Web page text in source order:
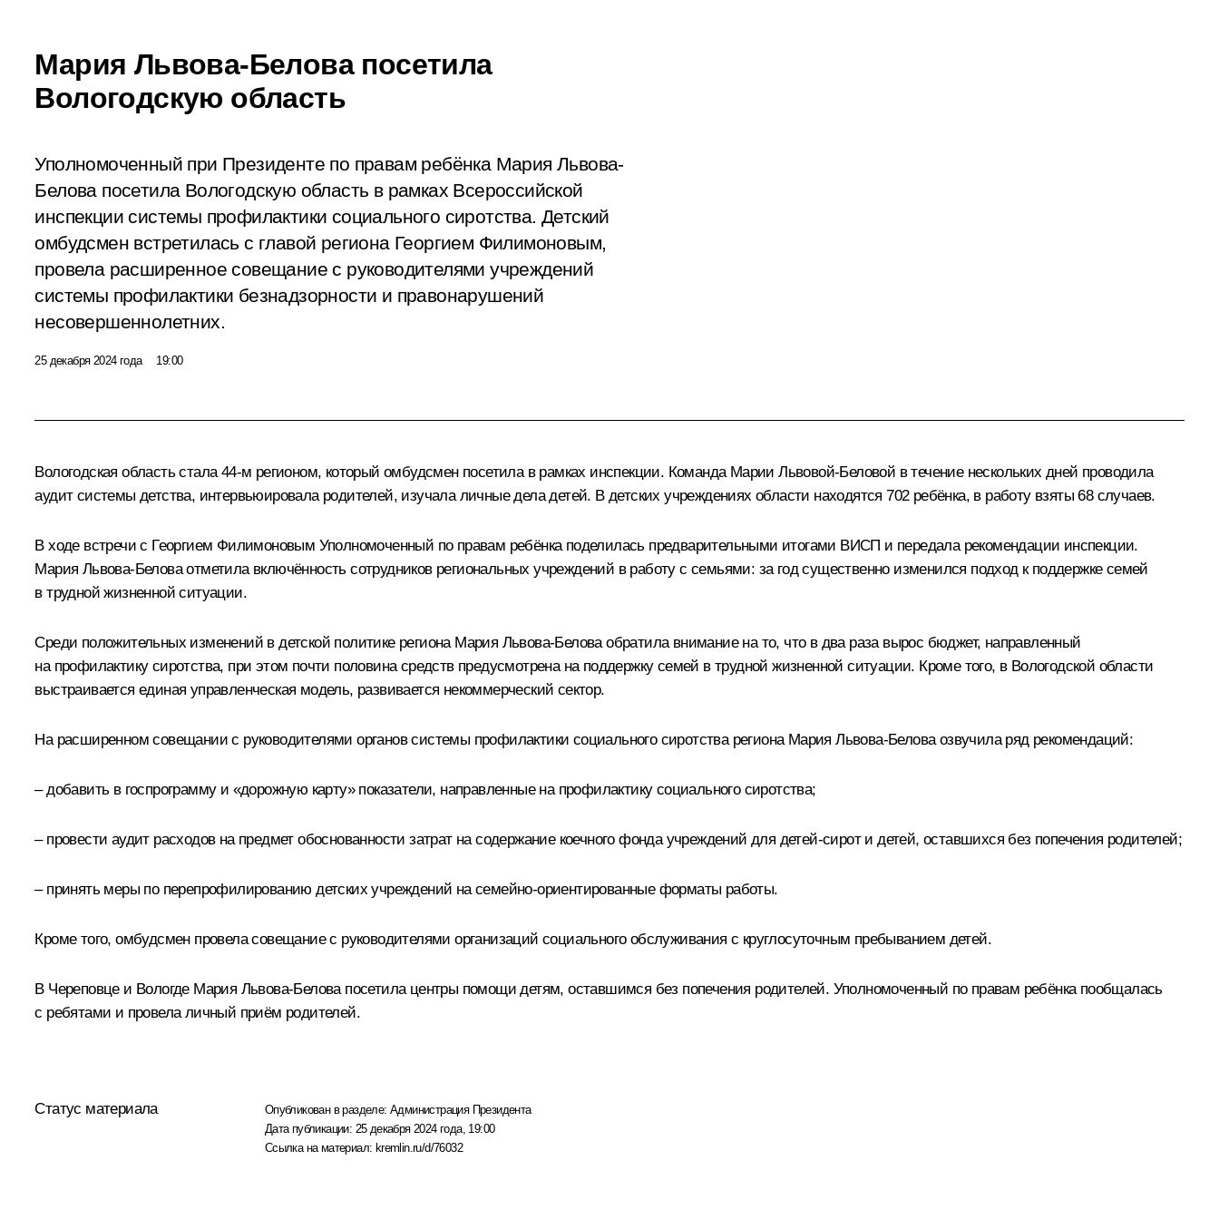
Мария Львова-Белова посетила
Вологодскую область
Уполномоченный при Президенте по правам ребёнка Мария Львова-
Белова посетила Вологодскую область в рамках Всероссийской
инспекции системы профилактики социального сиротства. Детский
омбудсмен встретилась с главой региона Георгием Филимоновым,
провела расширенное совещание с руководителями учреждений
системы профилактики безнадзорности и правонарушений
несовершеннолетних.
25 декабря 2024 года 19:00
Вологодская область стала 44-м регионом, который омбудсмен посетила в рамках инспекции. Команда Марии Львовой-Беловой в течение нескольких дней проводила
аудит системы детства, интервьюировала родителей, изучала личные дела детей. В детских учреждениях области находятся 702 ребёнка, в работу взяты 68 случаев.
В ходе встречи с Георгием Филимоновым Уполномоченный по правам ребёнка поделилась предварительными итогами ВИСП и передала рекомендации инспекции.
Мария Львова-Беловаотметила включённость сотрудников региональных учреждений в работу с семьями: за год существенно изменился подход к поддержке семей
в трудной жизненной ситуации.
Среди положительных изменений в детской политике региона Мария Львова-Белова обратила внимание на то, что в два раза вырос бюджет, направленный
на профилактику сиротства, при этом почти половина средств предусмотрена на поддержку семей в трудной жизненной ситуации. Кроме того, в Вологодской области
выстраивается единая управленческая модель, развивается некоммерческий сектор.
На расширенном совещании с руководителями органов системы профилактики социального сиротства региона Мария Львова-Белова озвучила ряд рекомендаций:
– добавить в госпрограмму и «дорожную карту» показатели, направленные на профилактику социального сиротства;
– провести аудит расходов на предмет обоснованности затрат на содержание коечного фонда учреждений для детей-сирот и детей, оставшихся без попечения родителей;
– принять меры по перепрофилированию детских учреждений на семейно-ориентированные форматы работы.
Кроме того, омбудсмен провела совещание с руководителями организаций социального обслуживания с круглосуточным пребыванием детей.
В Череповце и Вологде Мария Львова-Белова посетила центры помощи детям, оставшимся без попечения родителей. Уполномоченный по правам ребёнка пообщалась
с ребятами и провела личный приём родителей.
Статус материала Опубликован в разделе:Администрация Президента
Дата публикации: 25 декабря 2024 года, 19:00
Ссылка на материал: kremlin.ru/d/76032